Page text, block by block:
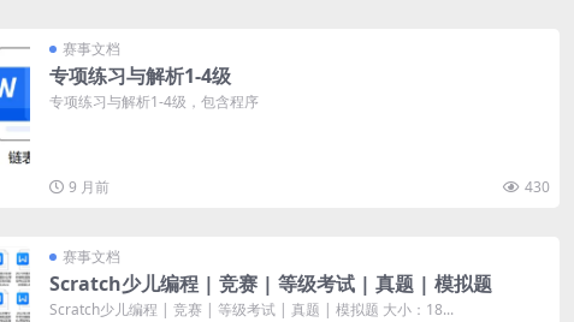
赛事文档
专项练习与解析1-4级
专项练习与解析1-4级，包含程序
9 月前 430
赛事文档
Scratch少儿编程 | 竞赛 | 等级考试 | 真题 | 模拟题
Scratch少儿编程 | 竞赛 | 等级考试 | 真题 | 模拟题 大小：18...